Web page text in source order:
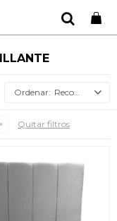
Recomendados
Quitar filtros